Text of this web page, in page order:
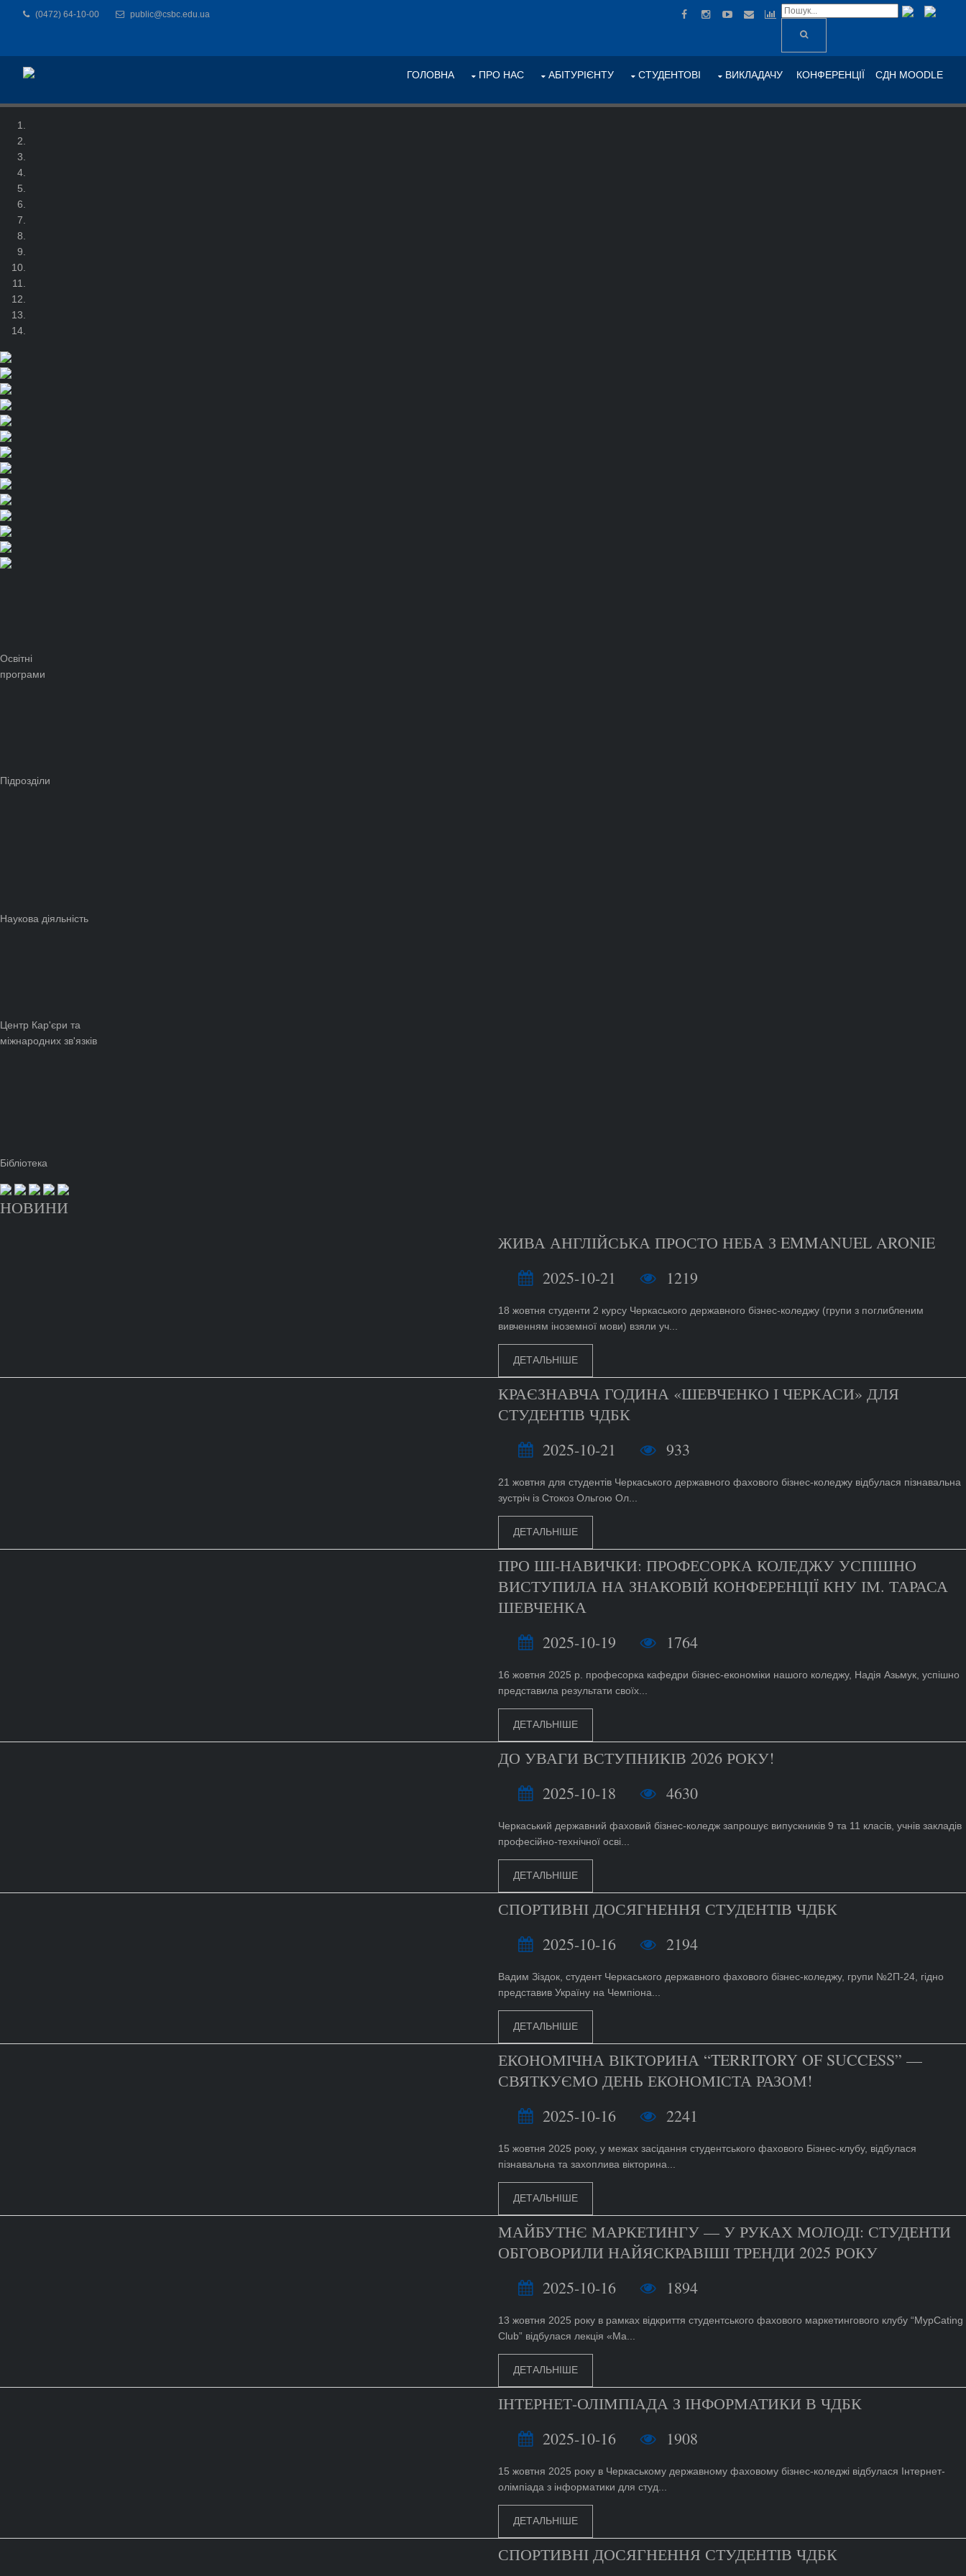
(0472) 64-10-00 public@csbc.edu.ua
ГОЛОВНА ПРО НАС АБІТУРІЄНТУ СТУДЕНТОВІ ВИКЛАДАЧУ КОНФЕРЕНЦІЇ СДН MOODLE
Освітні
програми
Підрозділи
Наукова діяльність
Центр Кар'єри та
міжнародних зв'язків
Бібліотека
НОВИНИ
ЖИВА АНГЛІЙСЬКА ПРОСТО НЕБА З EMMANUEL ARONIE
2025-10-21
1219
18 жовтня студенти 2 курсу Черкаського державного бізнес-коледжу (групи з поглибленим
вивченням іноземної мови) взяли уч...
ДЕТАЛЬНІШЕ
КРАЄЗНАВЧА ГОДИНА «ШЕВЧЕНКО І ЧЕРКАСИ» ДЛЯ
СТУДЕНТІВ ЧДБК
2025-10-21
933
21 жовтня для студентів Черкаського державного фахового бізнес-коледжу відбулася пізнавальна
зустріч із Стокоз Ольгою Ол...
ДЕТАЛЬНІШЕ
ПРО ШІ-НАВИЧКИ: ПРОФЕСОРКА КОЛЕДЖУ УСПІШНО
ВИСТУПИЛА НА ЗНАКОВІЙ КОНФЕРЕНЦІЇ КНУ ІМ. ТАРАСА
ШЕВЧЕНКА
2025-10-19
1764
16 жовтня 2025 р. професорка кафедри бізнес-економіки нашого коледжу, Надія Азьмук, успішно
представила результати своїх...
ДЕТАЛЬНІШЕ
ДО УВАГИ ВСТУПНИКІВ 2026 РОКУ!
2025-10-18
4630
Черкаський державний фаховий бізнес-коледж запрошує випускників 9 та 11 класів, учнів закладів
професійно-технічної осві...
ДЕТАЛЬНІШЕ
СПОРТИВНІ ДОСЯГНЕННЯ СТУДЕНТІВ ЧДБК
2025-10-16
2194
Вадим Зіздок, студент Черкаського державного фахового бізнес-коледжу, групи №2П-24, гідно
представив Україну на Чемпіона...
ДЕТАЛЬНІШЕ
ЕКОНОМІЧНА ВІКТОРИНА “TERRITORY OF SUCCESS” —
СВЯТКУЄМО ДЕНЬ ЕКОНОМІСТА РАЗОМ!
2025-10-16
2241
15 жовтня 2025 року, у межах засідання студентського фахового Бізнес-клубу, відбулася
пізнавальна та захоплива вікторина...
ДЕТАЛЬНІШЕ
МАЙБУТНЄ МАРКЕТИНГУ — У РУКАХ МОЛОДІ: СТУДЕНТИ
ОБГОВОРИЛИ НАЙЯСКРАВІШІ ТРЕНДИ 2025 РОКУ
2025-10-16
1894
13 жовтня 2025 року в рамках відкриття студентського фахового маркетингового клубу “MypCating
Club” відбулася лекція «Ма...
ДЕТАЛЬНІШЕ
ІНТЕРНЕТ-ОЛІМПІАДА З ІНФОРМАТИКИ В ЧДБК
2025-10-16
1908
15 жовтня 2025 року в Черкаському державному фаховому бізнес-коледжі відбулася Інтернет-
олімпіада з інформатики для студ...
ДЕТАЛЬНІШЕ
СПОРТИВНІ ДОСЯГНЕННЯ СТУДЕНТІВ ЧДБК